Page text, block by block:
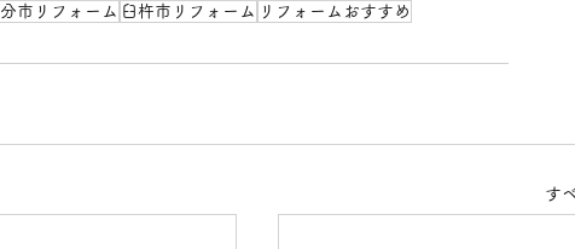
市リフォーム 臼杵市リフォーム リフォームおすすめ
す